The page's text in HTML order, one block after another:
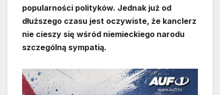
popularności polityków. Jednak już od
dłuższego czasu jest oczywiste, że kanclerz
nie cieszy się wśród niemieckiego narodu
szczególną sympatią.